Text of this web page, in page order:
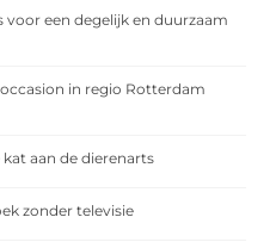
een degelijk en duurzaam
in regio Rotterdam
aan de dierenarts
zonder televisie